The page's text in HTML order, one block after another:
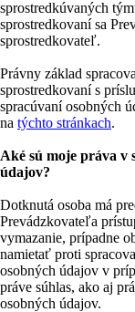
sprostredkúvaných
sprostredkovaní sa
sprostredkovateľ.
Právny základ
sprostredkovaní s
spracúvaní osobných
na týchto stránkach.
Aké sú moje práva v
údajov?
Dotknutá osoba má
Prevádzkovateľa
vymazanie, prípadne
namietať proti
osobných údajov v
práve súhlas, ako aj
osobných údajov.